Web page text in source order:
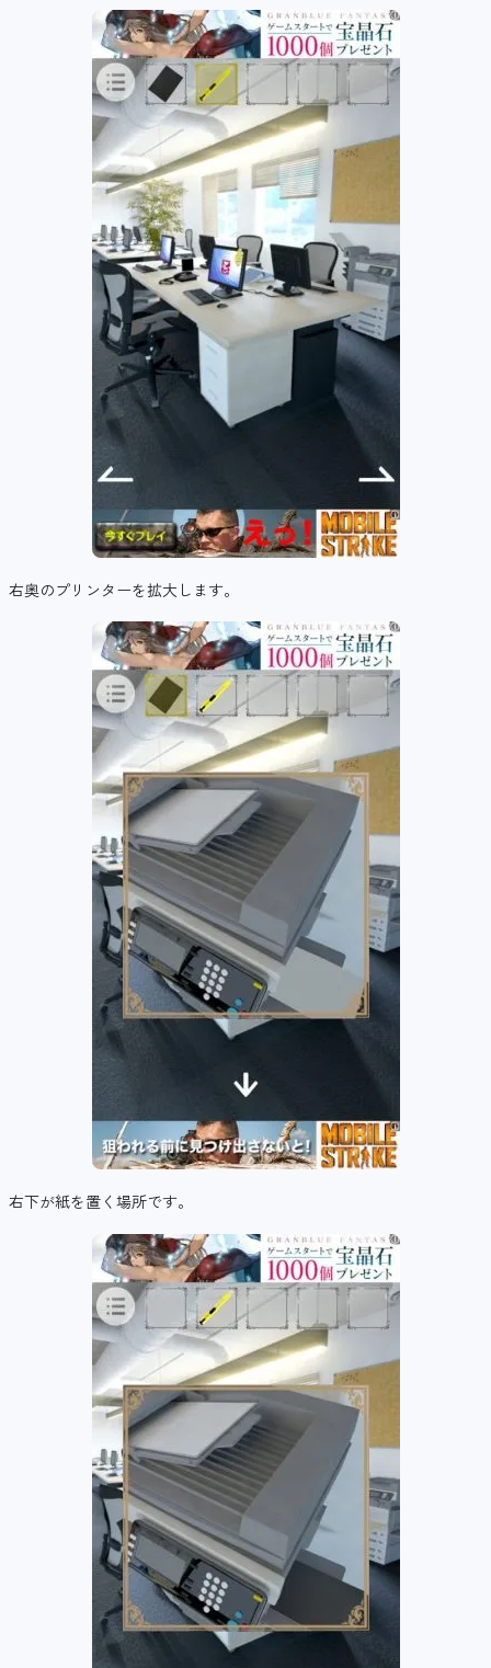
右奥のプリンターを拡大します。
右下が紙を置く場所です。